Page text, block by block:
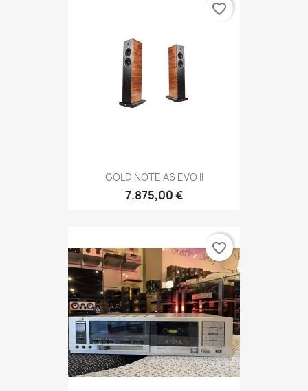
GOLD NOTE A6 EVO II
7.875,00 €
favorite_border
favorite_border